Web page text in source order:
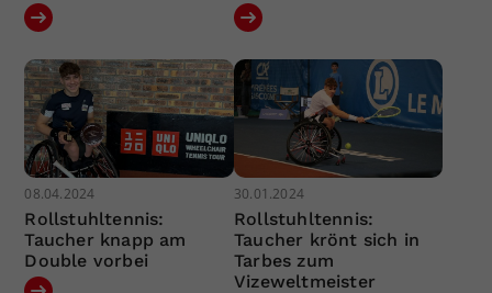
08.04.2024
Rollstuhltennis:
Taucher knapp am
Double vorbei
30.01.2024
Rollstuhltennis:
Taucher krönt sich in
Tarbes zum
Vizeweltmeister